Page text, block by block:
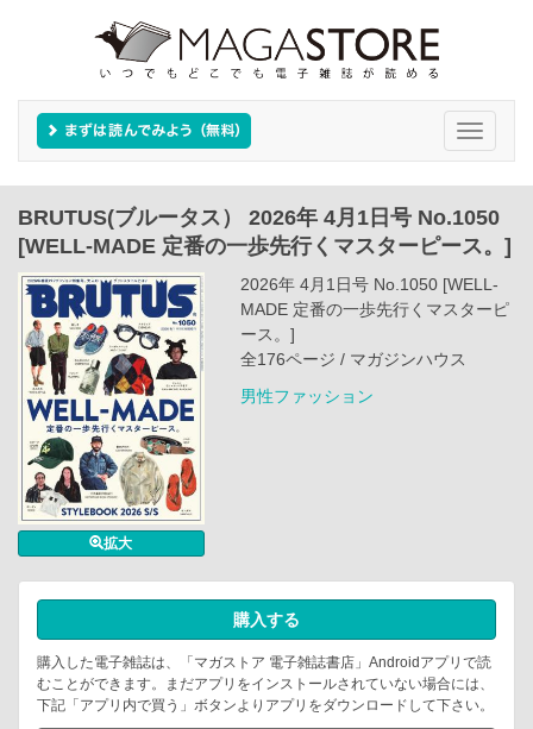
Toggle
BRUTUS(ブルータス） 2026年 4月1日号 No.1050
[WELL-MADE 定番の一歩先行くマスターピース。]
拡大
2026年 4月1日号 No.1050 [WELL-
MADE 定番の一歩先行くマスターピ
ース。]
全176ページ / マガジンハウス
男性ファッション
購入する
購入した電子雑誌は、「マガストア 電子雑誌書店」Androidアプリで読
むことができます。まだアプリをインストールされていない場合には、
下記「アプリ内で買う」ボタンよりアプリをダウンロードして下さい。